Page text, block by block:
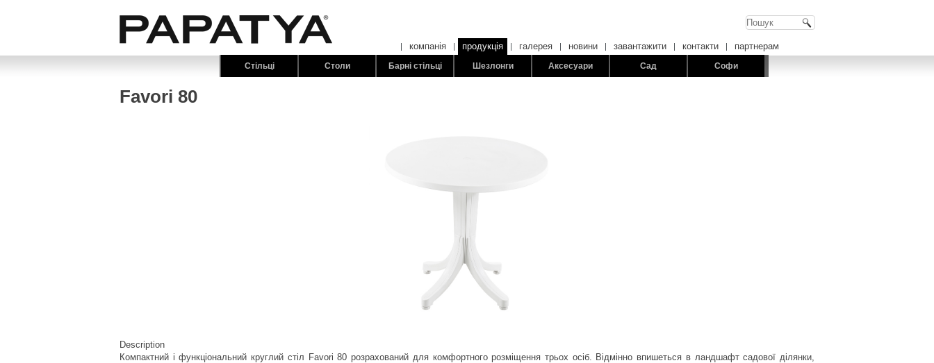
компанія продукція
Стільці Столи Барні стільці Шезлонги Аксесуари Сад Софи
галерея новини завантажити контакти партнерам
Favori 80
Description
Компактний і функціональний круглий стіл Favori 80 розрахований для комфортного розміщення трьох осіб. Відмінно впишеться в ландшафт садової ділянки,